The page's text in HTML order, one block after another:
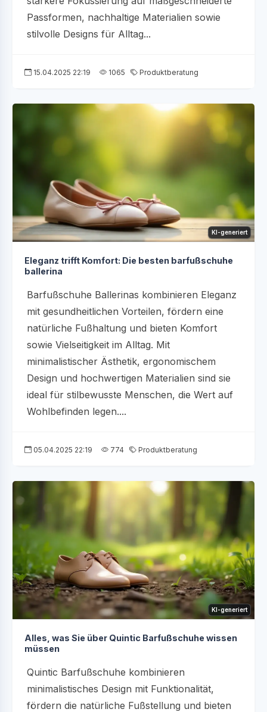
Passformen, nachhaltige Materialien sowie
stilvolle Designs für Alltag...
15.04.2025 22:19 1065 Produktberatung
KI-generiert
Eleganz trifft Komfort: Die besten barfußschuhe
ballerina
Barfußschuhe Ballerinas kombinieren Eleganz
mit gesundheitlichen Vorteilen, fördern eine
natürliche Fußhaltung und bieten Komfort
sowie Vielseitigkeit im Alltag. Mit
minimalistischer Ästhetik, ergonomischem
Design und hochwertigen Materialien sind sie
ideal für stilbewusste Menschen, die Wert auf
Wohlbefinden legen....
05.04.2025 22:19 774 Produktberatung
KI-generiert
Alles, was Sie über Quintic Barfußschuhe wissen
müssen
Quintic Barfußschuhe kombinieren
minimalistisches Design mit Funktionalität,
fördern die natürliche Fußstellung und bieten